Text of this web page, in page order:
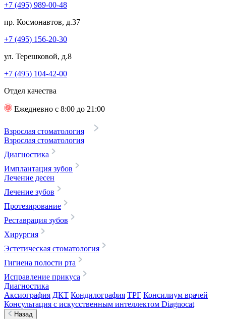
+7 (495) 989-00-48
пр. Космонавтов, д.37
+7 (495) 156-20-30
ул. Терешковой, д.8
+7 (495) 104-42-00
Отдел качества
Ежедневно с 8:00 до 21:00
Взрослая стоматология
Взрослая стоматология
Диагностика
Имплантация зубов
Лечение десен
Лечение зубов
Протезирование
Реставрация зубов
Хирургия
Эстетическая стоматология
Гигиена полости рта
Исправление прикуса
Диагностика
Аксиография ДКТ Кондилография ТРГ Консилиум врачей
Консультация с искусственным интеллектом Diagnocat
Назад